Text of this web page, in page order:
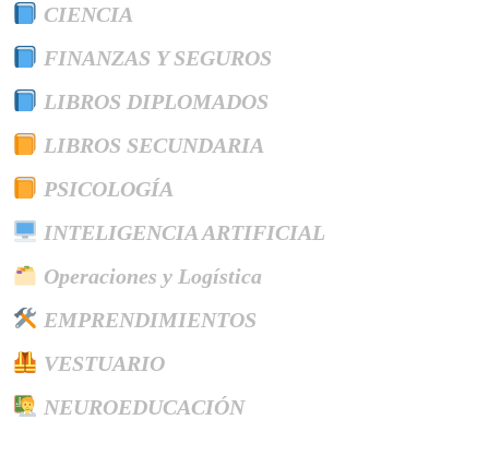
CIENCIA
FINANZAS Y SEGUROS
LIBROS DIPLOMADOS
LIBROS SECUNDARIA
PSICOLOGÍA
INTELIGENCIA ARTIFICIAL
Operaciones y Logística
EMPRENDIMIENTOS
VESTUARIO
NEUROEDUCACIÓN